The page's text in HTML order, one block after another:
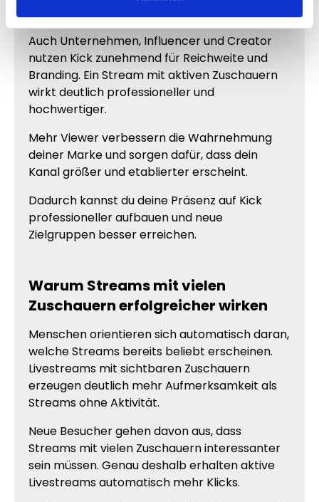
und Marken
Auch Unternehmen, Influencer und Creator
nutzen Kick zunehmend für Reichweite und
Branding. Ein Stream mit aktiven Zuschauern
wirkt deutlich professioneller und
hochwertiger.
Mehr Viewer verbessern die Wahrnehmung
deiner Marke und sorgen dafür, dass dein
Kanal größer und etablierter erscheint.
Dadurch kannst du deine Präsenz auf Kick
professioneller aufbauen und neue
Zielgruppen besser erreichen.
Warum Streams mit vielen
Zuschauern erfolgreicher wirken
Menschen orientieren sich automatisch daran,
welche Streams bereits beliebt erscheinen.
Livestreams mit sichtbaren Zuschauern
erzeugen deutlich mehr Aufmerksamkeit als
Streams ohne Aktivität.
Neue Besucher gehen davon aus, dass
Streams mit vielen Zuschauern interessanter
sein müssen. Genau deshalb erhalten aktive
Livestreams automatisch mehr Klicks.